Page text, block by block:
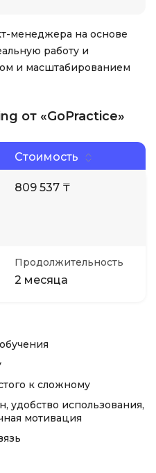
менеджера на основе
работу и
и масштабированием
от «GoPractice»
Стоимость
809 537 ₸
Продолжительность
2 месяца
к сложному
удобство использования,
мотивация